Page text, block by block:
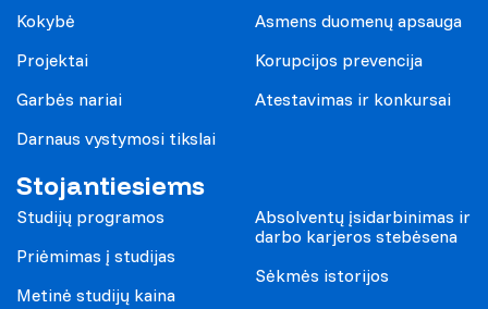
Kokybė
Projektai
Garbės nariai
Darnaus vystymosi tikslai
Asmens duomenų apsauga
Korupcijos prevencija
Atestavimas ir konkursai
Stojantiesiems
Studijų programos
Priėmimas į studijas
Metinė studijų kaina
Absolventų įsidarbinimas ir
darbo karjeros stebėsena
Sėkmės istorijos